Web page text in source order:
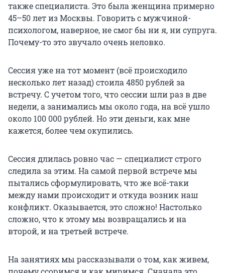
также специалиста. Это была женщина примерно
45–50 лет из Москвы. Говорить с мужчиной-
психологом, наверное, не смог бы ни я, ни супруга.
Почему-то это звучало очень неловко.
Сессия уже на тот момент (всё происходило
несколько лет назад) стоила4850 рублейза
встречу. С учетом того, что сессии шли раз в две
недели, а занимались мы около года, на всё ушло
около 100 000 рублей. Но эти деньги, как мне
кажется, более чем окупились.
Сессия длилась ровно час — специалист строго
следила за этим. На самой первой встрече мы
пытались сформулировать, что же всё-таки
между нами происходит и откуда возник наш
конфликт. Оказывается, это сложно! Настолько
сложно, что к этому мы возвращались и на
второй, и на третьей встрече.
На занятиях мы рассказывали о том, как живем,